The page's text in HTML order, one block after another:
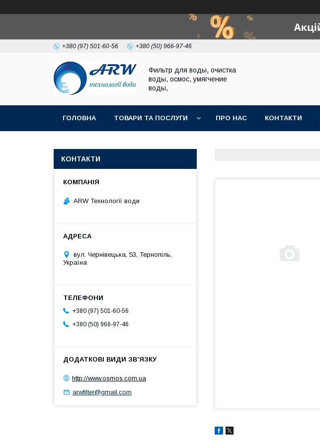
+380 (97) 501-60-56 +380 (50) 966-97-46
Фильтр для воды, очистка
воды, осмос, умягчение
воды,
ГОЛОВНА ТОВАРИ ТА ПОСЛУГИ ПРО НАС КОНТАКТИ
КОНТАКТИ
ARW Технології води
вул. Чернівецька, 53, Тернопіль,
Україна
+380 (97) 501-60-56
+380 (50) 966-97-46
http://www.osmos.com.ua
arwfilter@gmail.com